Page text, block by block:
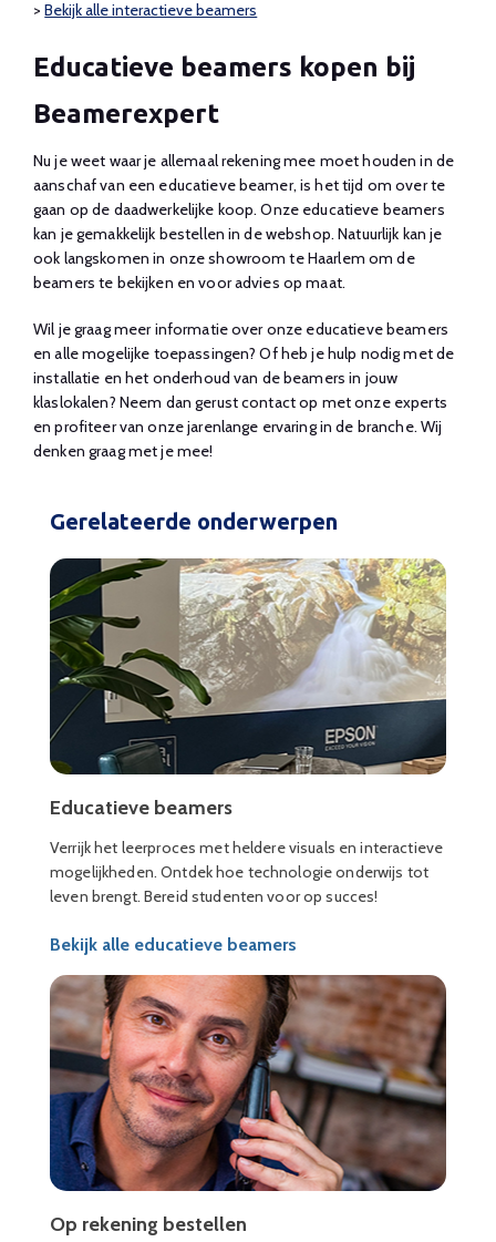
>Bekijk alle interactieve beamers
Educatieve beamers kopen bij
Beamerexpert
Nu je weet waar je allemaal rekening mee moet houden in de
aanschaf van een educatieve beamer, is het tijd om over te
gaan op de daadwerkelijke koop. Onze educatieve beamers
kan je gemakkelijk bestellen in de webshop. Natuurlijk kan je
ook langskomen in onze showroom te Haarlem om de
beamers te bekijken en voor advies op maat.
Wil je graag meer informatie over onze educatieve beamers
en alle mogelijke toepassingen? Of heb je hulp nodig met de
installatie en het onderhoud van de beamers in jouw
klaslokalen? Neem dan gerustcontactop met onze experts
en profiteer van onze jarenlange ervaring in de branche. Wij
denken graag met je mee!
Gerelateerde onderwerpen
Educatieve beamers
Verrijk het leerproces met heldere visuals en interactieve
mogelijkheden. Ontdek hoe technologie onderwijs tot
leven brengt. Bereid studenten voor op succes!
Bekijk alle educatieve beamers
Op rekening bestellen